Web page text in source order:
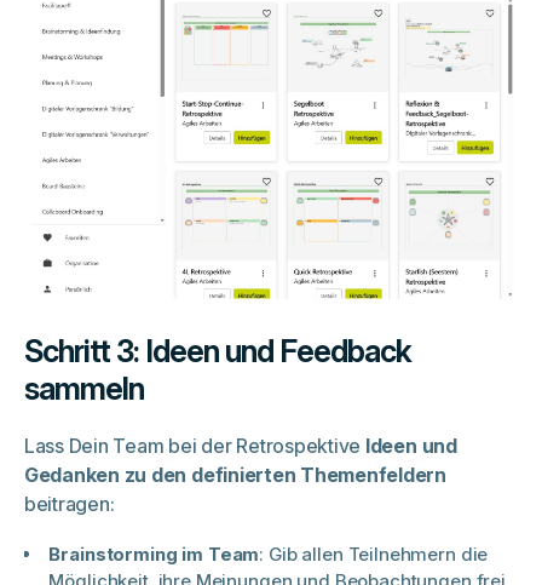
Schritt 3: Ideen und Feedback
sammeln
Lass Dein Team bei der Retrospektive Ideen und
Gedanken zu den definierten Themenfeldern
beitragen:
Brainstorming im Team: Gib allen Teilnehmern die
Möglichkeit, ihre Meinungen und Beobachtungen frei